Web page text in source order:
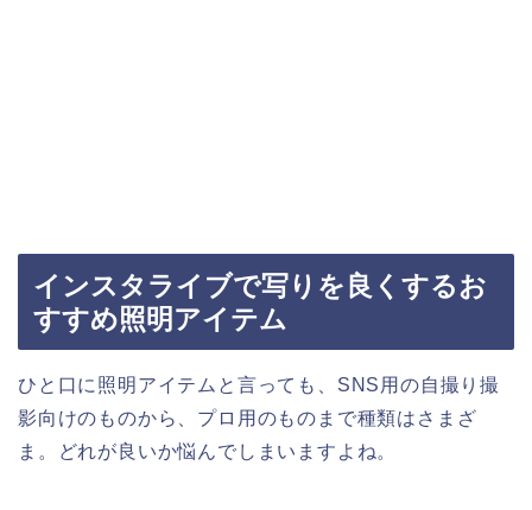
インスタライブで写りを良くするお
すすめ照明アイテム
ひと口に照明アイテムと言っても、SNS用の自撮り撮
影向けのものから、プロ用のものまで種類はさまざ
ま。どれが良いか悩んでしまいますよね。